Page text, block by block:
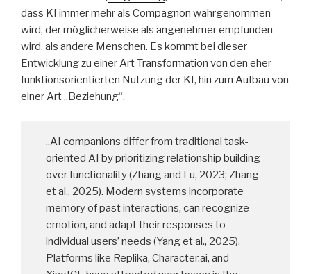
dass KI immer mehr als Compagnon wahrgenommen
wird, der möglicherweise als angenehmer empfunden
wird, als andere Menschen. Es kommt bei dieser
Entwicklung zu einer Art Transformation von den eher
funktionsorientierten Nutzung der KI, hin zum Aufbau von
einer Art „Beziehung“.
„AI companions differ from traditional task-
oriented AI by prioritizing relationship building
over functionality (Zhang and Lu, 2023; Zhang
et al., 2025). Modern systems incorporate
memory of past interactions, can recognize
emotion, and adapt their responses to
individual users’ needs (Yang et al., 2025).
Platforms like Replika, Character.ai, and